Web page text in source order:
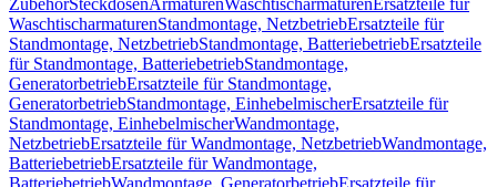
ZubehörSteckdosenArmaturenWaschtischarmaturen Ersatzteile für
WaschtischarmaturenStandmontage, NetzbetriebErsatzteile für
Standmontage, NetzbetriebStandmontage, BatteriebetriebErsatzteile
für Standmontage, BatteriebetriebStandmontage,
GeneratorbetriebErsatzteile für Standmontage,
GeneratorbetriebStandmontage, EinhebelmischerErsatzteile für
Standmontage, EinhebelmischerWandmontage,
NetzbetriebErsatzteile für Wandmontage, NetzbetriebWandmontage,
BatteriebetriebErsatzteile für Wandmontage,
BatteriebetriebWandmontage, GeneratorbetriebErsatzteile für